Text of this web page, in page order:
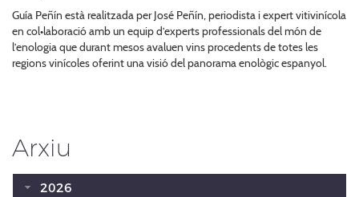
Guía Peñín està realitzada per José Peñín, periodista i expert vitivinícola
en col•laboració amb un equip d’experts professionals del món de
l’enologia que durant mesos avaluen vins procedents de totes les
regions vinícoles oferint una visió del panorama enològic espanyol.
Arxiu
2026